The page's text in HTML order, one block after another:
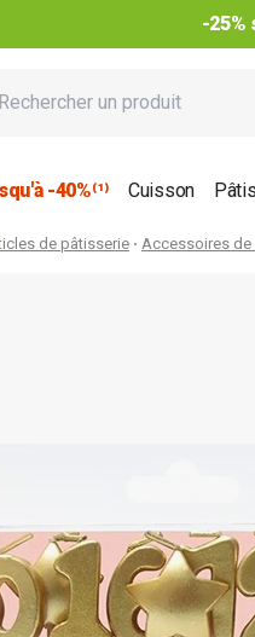
-25%
-40%⁽¹⁾ Cuisson
de pâtisserie Accessoires